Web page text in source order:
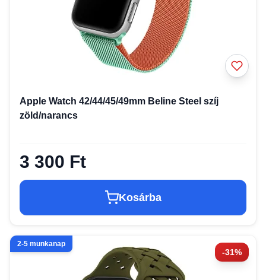
Apple Watch 42/44/45/49mm Beline Steel szíj
zöld/narancs
3 300 Ft
Kosárba
-31%
2-5 munkanap